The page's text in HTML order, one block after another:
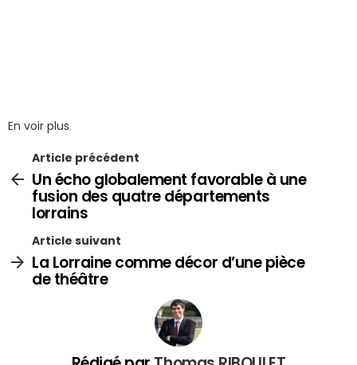
En voir plus
Article précédent
Un écho globalement favorable à une
fusion des quatre départements
lorrains
Article suivant
La Lorraine comme décor d’une pièce
de théâtre